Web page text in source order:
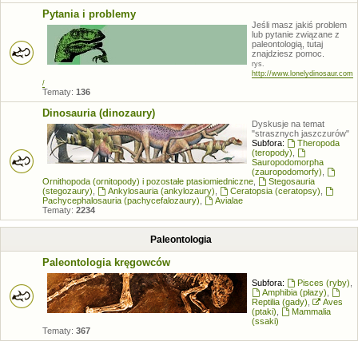
Pytania i problemy
Jeśli masz jakiś problem
lub pytanie związane z
paleontologią, tutaj
znajdziesz pomoc.
rys.
http://www.lonelydinosaur.com
/
Tematy: 136
Dinosauria (dinozaury)
Dyskusje na temat
"strasznych jaszczurów"
Subfora:
Theropoda
(teropody)
Sauropodomorpha
(zauropodomorfy)
Ornithopoda (ornitopody) i pozostałe ptasiomiedniczne
Stegosauria
(stegozaury)
Ankylosauria (ankylozaury) Ceratopsia (ceratopsy)
Pachycephalosauria (pachycefalozaury)
Avialae
Tematy: 2234
Paleontologia
Paleontologia kręgowców
Subfora: Pisces (ryby)
Amphibia (płazy)
Reptilia (gady)
Aves
(ptaki)
Mammalia
(ssaki)
Tematy: 367